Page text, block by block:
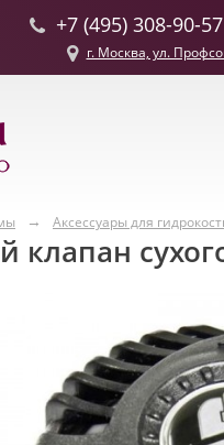
+7 (495) 308-90-57
г. Москва, ул.
Аксессуары для